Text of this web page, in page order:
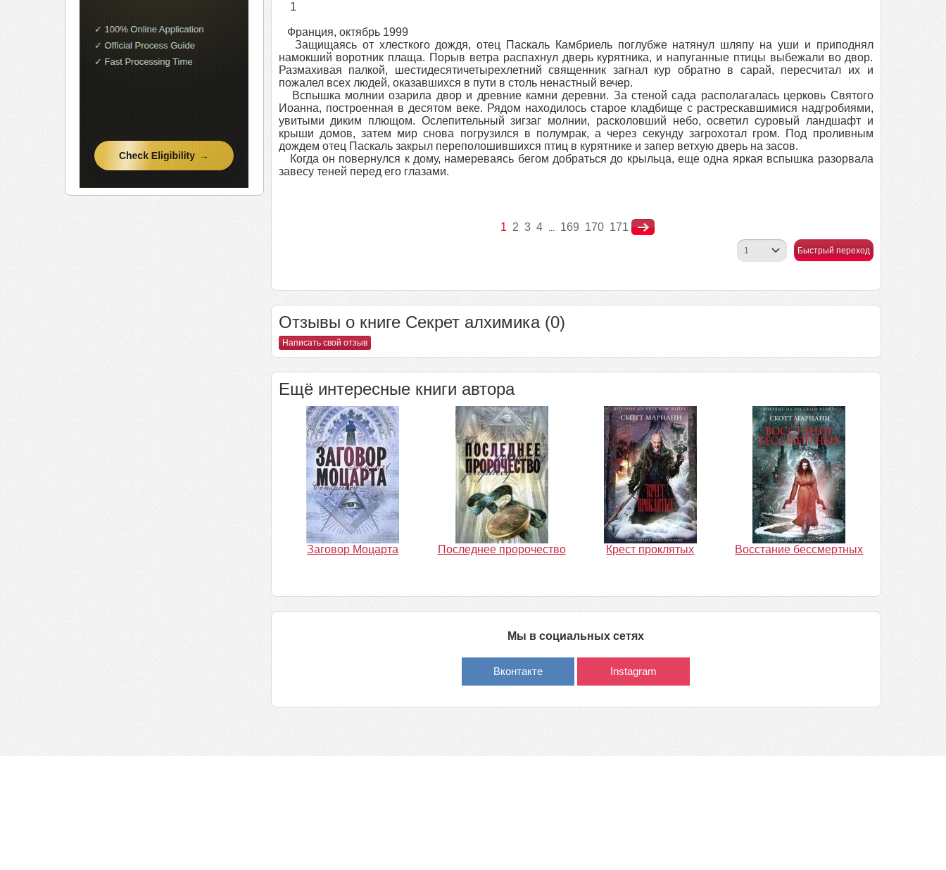
1
Франция, октябрь 1999
Защищаясь от хлесткого дождя, отец Паскаль Камбриель поглубже натянул шляпу на уши и приподнял
намокший воротник плаща. Порыв ветра распахнул дверь курятника, и напуганные птицы выбежали во двор.
Размахивая палкой, шестидесятичетырехлетний священник загнал кур обратно в сарай, пересчитал их и
пожалел всех людей, оказавшихся в пути в столь ненастный вечер.
Вспышка молнии озарила двор и древние камни деревни. За стеной сада располагалась церковь Святого
Иоанна, построенная в десятом веке. Рядом находилось старое кладбище с растрескавшимися надгробиями,
увитыми диким плющом. Ослепительный зигзаг молнии, расколовший небо, осветил суровый ландшафт и
крыши домов, затем мир снова погрузился в полумрак, а через секунду загрохотал гром. Под проливным
дождем отец Паскаль закрыл переполошившихся птиц в курятнике и запер ветхую дверь на засов.
Когда он повернулся к дому, намереваясь бегом добраться до крыльца, еще одна яркая вспышка разорвала
завесу теней перед его глазами.
1 2 3 4 ... 169 170 171
Быстрый переход
Отзывы о книге Секрет алхимика (0)
Написать свой отзыв
Ещё интересные книги автора
Заговор Моцарта Последнее пророчество Крест проклятых Восстание бессмертных
Мы в социальных сетях
Вконтакте Instagram